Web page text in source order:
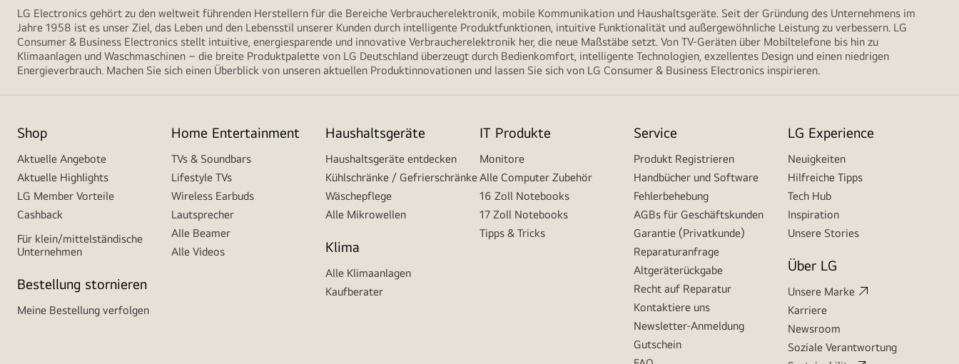
LG Electronics gehört zu den weltweit führenden Herstellern für die Bereiche Verbraucherelektronik, mobile Kommunikation und Haushaltsgeräte. Seit der Gründung des Unternehmens im
Jahre 1958 ist es unser Ziel, das Leben und den Lebensstil unserer Kunden durch intelligente Produktfunktionen, intuitive Funktionalität und außergewöhnliche Leistung zu verbessern. LG
Consumer & Business Electronics stellt intuitive, energiesparende und innovative Verbraucherelektronik her, die neue Maßstäbe setzt. Von TV-Geräten über Mobiltelefone bis hin zu
Klimaanlagen und Waschmaschinen – die breite Produktpalette von LG Deutschland überzeugt durch Bedienkomfort, intelligente Technologien, exzellentes Design und einen niedrigen
Energieverbrauch. Machen Sie sich einen Überblick von unseren aktuellen Produktinnovationen und lassen Sie sich von LG Consumer & Business Electronics inspirieren.
Shop
Aktuelle Angebote
Aktuelle Highlights
LG Member Vorteile
Cashback
Für klein/mittelständische
Unternehmen
Bestellung stornieren
Meine Bestellung verfolgen
Home Entertainment
TVs & Soundbars
Lifestyle TVs
Wireless Earbuds
Lautsprecher
Alle Beamer
Alle Videos
Haushaltsgeräte
Haushaltsgeräte entdecken
Kühlschränke / Gefrierschränke
Wäschepflege
Alle Mikrowellen
Klima
Alle Klimaanlagen
Kaufberater
IT Produkte
Monitore
Alle Computer Zubehör
16 Zoll Notebooks
17 Zoll Notebooks
Tipps & Tricks
Service
Produkt Registrieren
Handbücher und Software
Fehlerbehebung
AGBs für Geschäftskunden
Garantie (Privatkunde)
Reparaturanfrage
Altgeräterückgabe
Recht auf Reparatur
Kontaktiere uns
Newsletter-Anmeldung
Gutschein
LG Experience
Neuigkeiten
Hilfreiche Tipps
Tech Hub
Inspiration
Unsere Stories
Über LG
Unsere Marke
Karriere
Newsroom
Soziale Verantwortung